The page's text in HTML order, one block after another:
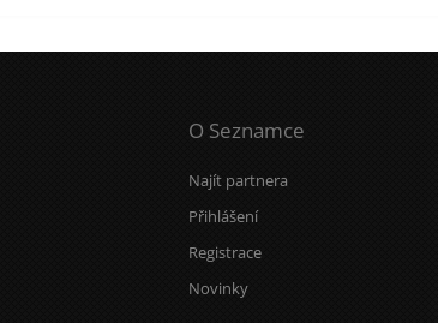
O Seznamce
Najít partnera
Přihlášení
Registrace
Novinky